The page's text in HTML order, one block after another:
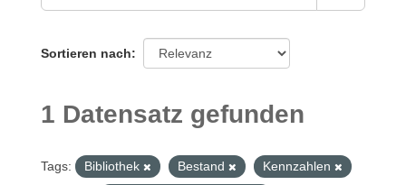
Sortieren nach
1 Datensatz gefunden
Tags: Bibliothek Bestand
Kennzahlen